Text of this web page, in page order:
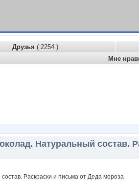
Друзья ( 2254 )
Мне
Натуральный состав.